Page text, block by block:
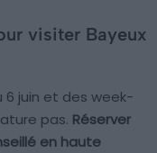
visiter Bayeux
6 juin et des week-
pas. Réserver
en haute